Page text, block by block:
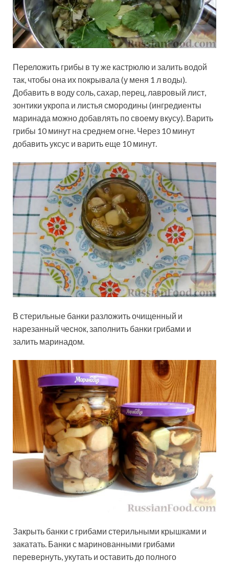
Переложить грибы в ту же кастрюлю и залить водой
так, чтобы она их покрывала (у меня 1 л воды).
Добавить в воду соль, сахар, перец, лавровый лист,
зонтики укропа и листья смородины (ингредиенты
маринада можно добавлять по своему вкусу). Варить
грибы 10 минут на среднем огне. Через 10 минут
добавить уксус и варить еще 10 минут.
В стерильные банки разложить очищенный и
нарезанный чеснок, заполнить банки грибами и
залить маринадом.
Закрыть банки с грибами стерильными крышками и
закатать. Банки с маринованными грибами
перевернуть, укутать и оставить до полного